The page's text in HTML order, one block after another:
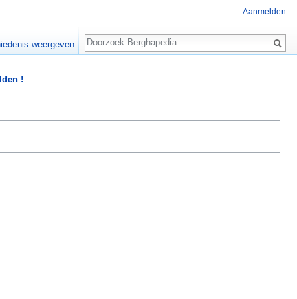
!
Aanmelden
weergeven
Zoeken